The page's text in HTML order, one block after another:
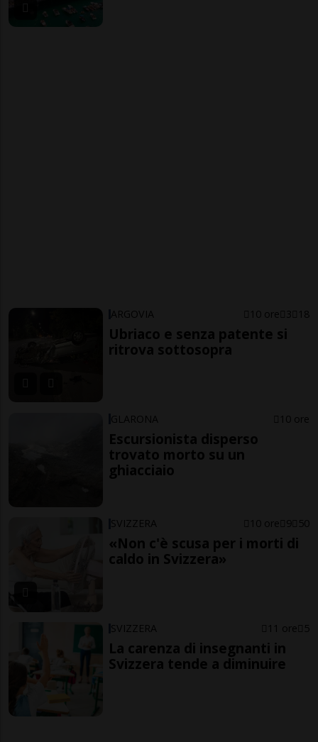
ARGOVIA 10 ore 3 18
Ubriaco e senza patente si
ritrova sottosopra
GLARONA 10 ore
Escursionista disperso
trovato morto su un
ghiacciaio
SVIZZERA 10 ore 9 50
«Non c'è scusa per i morti di
caldo in Svizzera»
SVIZZERA 11 ore 5
La carenza di insegnanti in
Svizzera tende a diminuire